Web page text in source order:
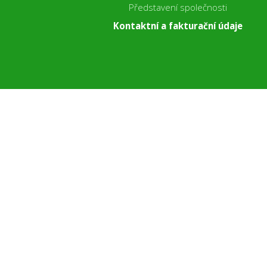
Představení společnosti
Kontaktní a fakturační údaje